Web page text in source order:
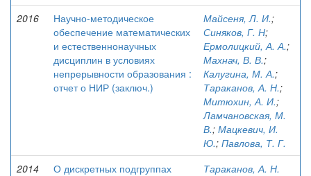
2016
Научно-методическое
обеспечение математических
и естественнонаучных
дисциплин в условиях
непрерывности образования :
отчет о НИР (заключ.)
Майсеня, Л. И.;
Синяков, Г. Н;
Ермолицкий, А. А.;
Махнач, В. В.;
Калугина, М. А.;
Тараканов, А. Н.;
Митюхин, А. И.;
Ламчановская, М.
В.; Мацкевич, И.
Ю.; Павлова, Т. Г.
2014
О дискретных подгруппах
Тараканов, А. Н.